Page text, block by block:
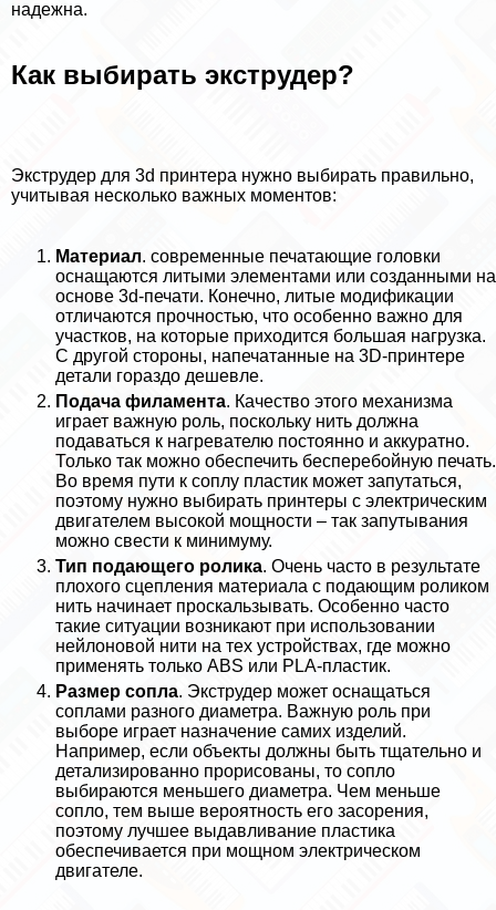
надежна.
Как выбирать экструдер?
Экструдер для 3d принтера нужно выбирать правильно,
учитывая несколько важных моментов:
Материал. современные печатающие головки
оснащаются литыми элементами или созданными на
основе 3d-печати. Конечно, литые модификации
отличаются прочностью, что особенно важно для
участков, на которые приходится большая нагрузка.
С другой стороны, напечатанные на 3D-принтере
детали гораздо дешевле.
Подача филамента. Качество этого механизма
играет важную роль, поскольку нить должна
подаваться к нагревателю постоянно и аккуратно.
Только так можно обеспечить бесперебойную печать.
Во время пути к соплу пластик может запутаться,
поэтому нужно выбирать принтеры с электрическим
двигателем высокой мощности – так запутывания
можно свести к минимуму.
Тип подающего ролика. Очень часто в результате
плохого сцепления материала с подающим роликом
нить начинает проскальзывать. Особенно часто
такие ситуации возникают при использовании
нейлоновой нити на тех устройствах, где можно
применять только ABS или PLA-пластик.
Размер сопла. Экструдер может оснащаться
соплами разного диаметра. Важную роль при
выборе играет назначение самих изделий.
Например, если объекты должны быть тщательно и
детализированно прорисованы, то сопло
выбираются меньшего диаметра. Чем меньше
сопло, тем выше вероятность его засорения,
поэтому лучшее выдавливание пластика
обеспечивается при мощном электрическом
двигателе.